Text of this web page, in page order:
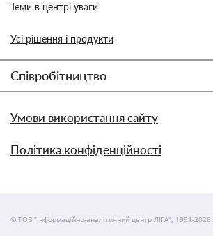
Теми в центрі уваги
Усі рішення і продукти
Співробітництво
Умови використання сайту
Політика конфіденційності
© ТОВ "інформаційно-аналітичний центр ЛІГА", 1991-2026.